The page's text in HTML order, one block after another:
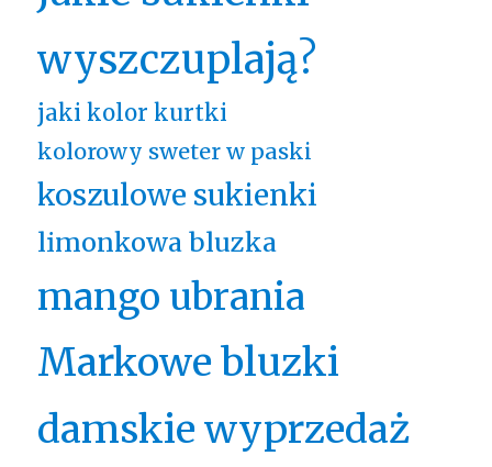
wyszczuplają?
jaki kolor kurtki
kolorowy sweter w paski
koszulowe sukienki
limonkowa bluzka
mango ubrania
Markowe bluzki
damskie wyprzedaż